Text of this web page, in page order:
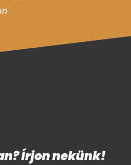
Írjon nekünk!